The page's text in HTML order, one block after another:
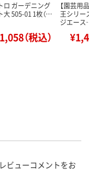
ロ ガーデニング
大 505-01 1枚（…
（税込）
【園芸用
王シリ
ジエー
ビューコメントをお